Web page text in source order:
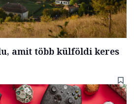
amit több külföldi keres